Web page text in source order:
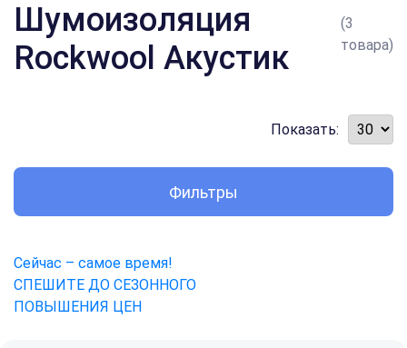
Шумоизоляция
Rockwool Акустик
(3
товара)
Показать:
Фильтры
Сейчас – самое время!
СПЕШИТЕ ДО СЕЗОННОГО
ПОВЫШЕНИЯ ЦЕН